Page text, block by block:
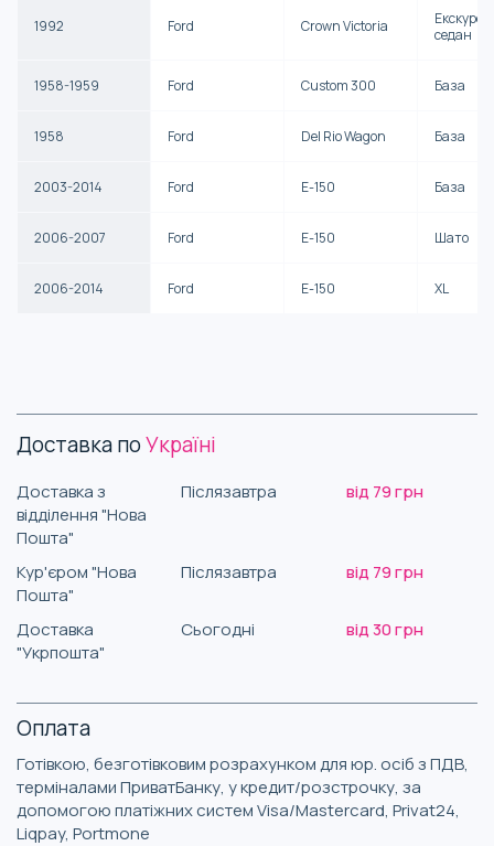
1992 Ford Crown Victoria
седан
1958-1959 Ford Custom 300 База
1958 Ford Del Rio Wagon База
2003-2014 Ford E-150 База
2006-2007 Ford E-150 Шато
2006-2014 Ford E-150 XL
Доставка поУкраїні
Доставка з
відділення "Нова
Пошта"
Післязавтра від 79 грн
Кур'єром "Нова
Пошта"
Післязавтра від 79 грн
Доставка
"Укрпошта"
Сьогодні від 30 грн
Оплата
Готівкою, безготівковим розрахунком для юр. осіб з ПДВ,
терміналами ПриватБанку, у кредит/розстрочку, за
допомогою платіжних систем Visa/Mastercard, Privat24,
Liqpay, Portmone